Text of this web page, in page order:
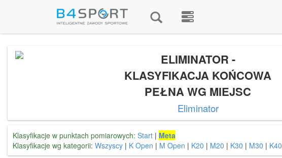
ELIMINATOR -
KLASYFIKACJA KOŃCOWA
PEŁNA WG MIEJSC
Eliminator
Klasyfikacje w punktach pomiarowych: Start | Meta
Klasyfikacje wg kategorii: Wszyscy | K Open | M Open | K20 | M20 | K30 | M30 | K40